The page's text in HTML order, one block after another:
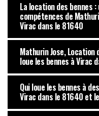
La location des bennes
compétences de
Virac dans le 81640
Mathurin Jose, Location
loue les bennes à Virac
Qui loue les bennes à
Virac dans le 81640 et